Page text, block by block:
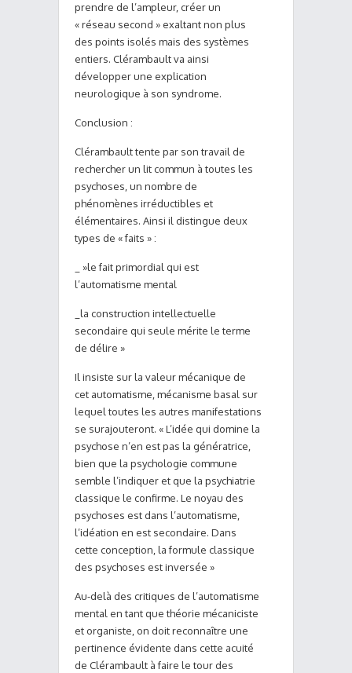
prendre de l’ampleur, créer un
« réseau second » exaltant non plus
des points isolés mais des systèmes
entiers. Clérambault va ainsi
développer une explication
neurologique à son syndrome.
Conclusion :
Clérambault tente par son travail de
rechercher un lit commun à toutes les
psychoses, un nombre de
phénomènes irréductibles et
élémentaires. Ainsi il distingue deux
types de « faits » :
_ »le fait primordial qui est
l’automatisme mental
_la construction intellectuelle
secondaire qui seule mérite le terme
de délire »
Il insiste sur la valeur mécanique de
cet automatisme, mécanisme basal sur
lequel toutes les autres manifestations
se surajouteront. « L’idée qui domine la
psychose n’en est pas la génératrice,
bien que la psychologie commune
semble l’indiquer et que la psychiatrie
classique le confirme. Le noyau des
psychoses est dans l’automatisme,
l’idéation en est secondaire. Dans
cette conception, la formule classique
des psychoses est inversée »
Au-delà des critiques de l’automatisme
mental en tant que théorie mécaniciste
et organiste, on doit reconnaître une
pertinence évidente dans cette acuité
de Clérambault à faire le tour des